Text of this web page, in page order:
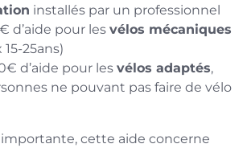
installés par un professionnel
d’aide pour les vélos mécaniques
25ans)
d’aide pour les vélos adaptés,
ne pouvant pas faire de vélo
cette aide concerne